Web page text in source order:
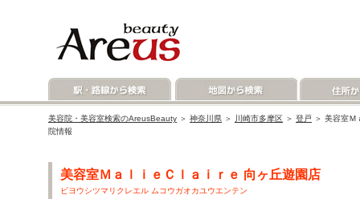
美容院・美容室検索のAreusBeauty ＞ 神奈川県 ＞ 川崎市多摩区 ＞ 登戸 ＞ 美容室
院情報
美容室ＭａｌｉｅＣｌａｉｒｅ 向ヶ丘遊園店
ビヨウシツマリクレエル ムコウガオカユウエンテン